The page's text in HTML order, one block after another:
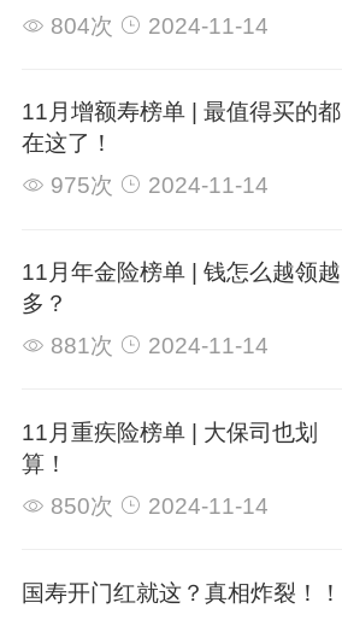
804次 2024-11-14
11月增额寿榜单 | 最值得买的都
在这了！
975次
2024-11-14
11月年金险榜单 | 钱怎么越领越
多？
881次
2024-11-14
11月重疾险榜单 | 大保司也划
算！
850次
2024-11-14
国寿开门红就这？真相炸裂！！